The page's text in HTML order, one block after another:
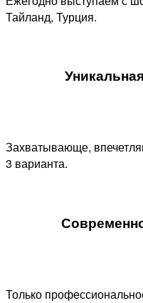
Тайланд, Турция.
Захватывающе,
3 варианта.
Только